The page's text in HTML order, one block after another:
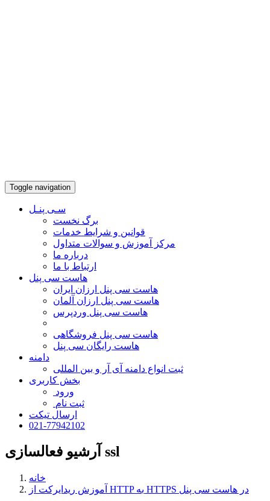
Toggle navigation
سـی پنـل
برگ نخست
قوانین و شرایط خدمات
مرکز آموزش و سوالات متداول
درباره ما
ارتباط با ما
هاست سی پنل
هاست سی پنل ارزان ایران
هاست سی پنل ارزان آلمان
هاست سی پنل وردپرس
هاست سی پنل فروشگاهی
هاست رایگان سی پنل
دامنه
ثبت انواع دامنه آی آر و بین المللی
بخش کاربری
ورود
ثبت نام
ارسال تیکت
021-77942102
آرشیو فعالسازی ssl
خانه
آموزش ریدایرکت از HTTP به HTTPS در هاست سی پنل